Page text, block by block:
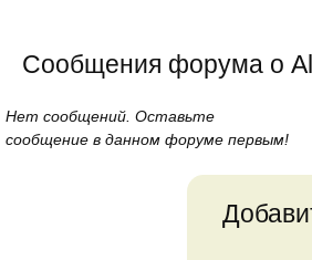
Сообщения форума о
Нет сообщений. Оставьте
сообщение в данном форуме первым!